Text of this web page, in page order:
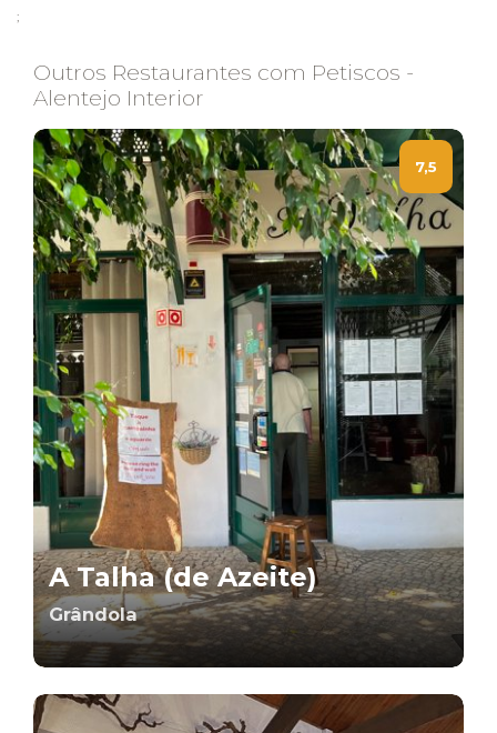
;
Outros Restaurantes com Petiscos -
Alentejo Interior
7,5
A Talha (de Azeite)
Grândola